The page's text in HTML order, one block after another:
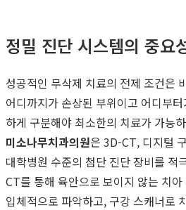
정밀 진단 시스템의 중요
성공적인 무삭제 치료의 전제 조건은
어디까지가 손상된 부위이고 어디부
하게 구분해야 최소한의 치료가 가능
미소나무치과의원은 3D-CT, 디지털
대학병원 수준의 첨단 진단 장비를 적
CT를 통해 육안으로 보이지 않는 치
입체적으로 파악하고, 구강 스캐너로